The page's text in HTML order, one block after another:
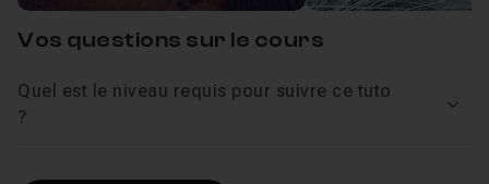
Vos questions sur le cours
Quel est le niveau requis pour suivre ce tuto
?